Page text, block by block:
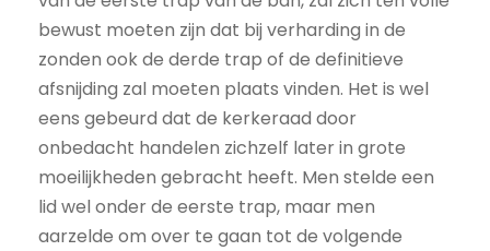
bewust moeten zijn dat bij verharding in de
zonden ook de derde trap of de definitieve
afsnijding zal moeten plaats vinden. Het is wel
eens gebeurd dat de kerkeraad door
onbedacht handelen zichzelf later in grote
moeilijkheden gebracht heeft. Men stelde een
lid wel onder de eerste trap, maar men
aarzelde om over te gaan tot de volgende